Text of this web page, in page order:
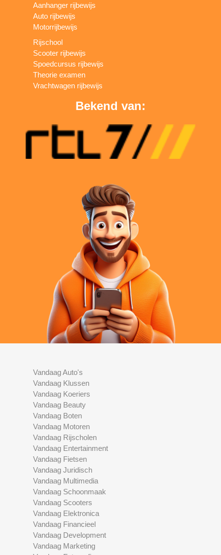
Aanhanger rijbewijs
Auto rijbewijs
Motorrijbewijs
Rijschool
Scooter rijbewijs
Spoedcursus rijbewijs
Theorie examen
Vrachtwagen rijbewijs
Bekend van:
Vandaag Auto's
Vandaag Klussen
Vandaag Koeriers
Vandaag Beauty
Vandaag Boten
Vandaag Motoren
Vandaag Rijscholen
Vandaag Entertainment
Vandaag Fietsen
Vandaag Juridisch
Vandaag Multimedia
Vandaag Schoonmaak
Vandaag Scooters
Vandaag Elektronica
Vandaag Financieel
Vandaag Development
Vandaag Marketing